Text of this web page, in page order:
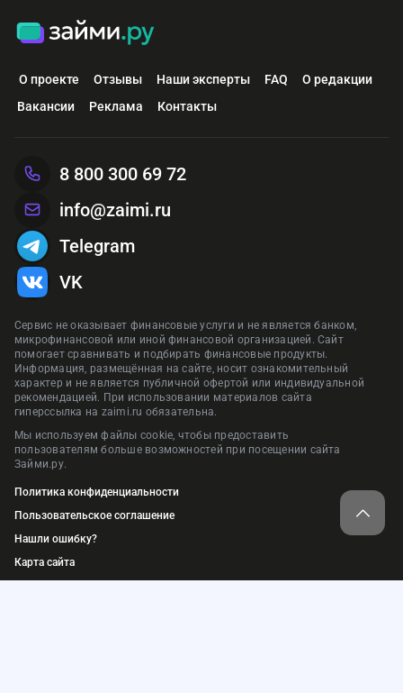
О проекте Отзывы Наши эксперты FAQ
О редакции
Вакансии
Реклама Контакты
Сервис не оказывает финансовые услуги и не является банком,
микрофинансовой или иной финансовой организацией. Сайт
помогает сравнивать и подбирать финансовые продукты.
Информация, размещённая на сайте, носит ознакомительный
характер и не является публичной офертой или индивидуальной
рекомендацией. При использовании материалов сайта
гиперссылка на zaimi.ru обязательна.
Мы используем файлы cookie, чтобы предоставить
пользователям больше возможностей при посещении сайта
Займи.ру.
Политика конфиденциальности
Пользовательское соглашение
Нашли ошибку?
Карта сайта
8 800 300 69 72
info@zaimi.ru
Telegram
VK